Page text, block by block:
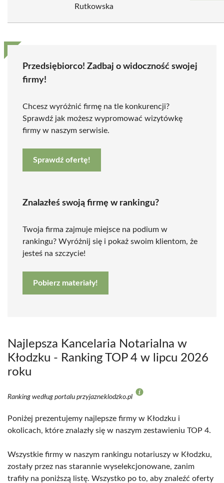
Rutkowska
Przedsiębiorco! Zadbaj o widoczność swojej
firmy!
Chcesz wyróżnić firmę na tle konkurencji?
Sprawdź jak możesz wypromować wizytówkę
firmy w naszym serwisie.
Sprawdź ofertę!
Znalazłeś swoją firmę w rankingu?
Twoja firma zajmuje miejsce na podium w
rankingu? Wyróżnij się i pokaż swoim klientom, że
jesteś na szczycie!
Pobierz materiały!
Najlepsza Kancelaria Notarialna w
Kłodzku - Ranking TOP 4 w lipcu 2026
roku
Ranking według portalu przyjazneklodzko.pl
Poniżej prezentujemy najlepsze firmy w Kłodzku i
okolicach, które znalazły się w naszym zestawieniu TOP 4.
Wszystkie firmy w naszym rankingu notariuszy w Kłodzku,
zostały przez nas starannie wyselekcjonowane, zanim
trafiły na poniższą listę. Wszystko po to, aby znaleźć oferty